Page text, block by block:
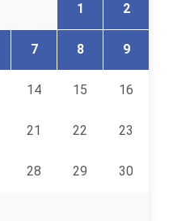
1 2
7 8 9
14 15 16
21 22 23
28 29 30